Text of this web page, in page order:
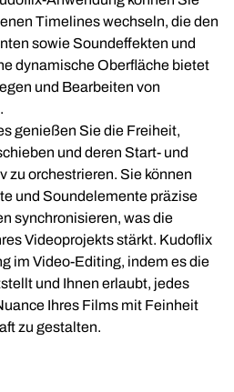
Timelines wechseln, die den
sowie Soundeffekten und
dynamische Oberfläche bietet
und Bearbeiten von
genießen Sie die Freiheit,
und deren Start- und
zu orchestrieren. Sie können
und Soundelemente präzise
synchronisieren, was die
Videoprojekts stärkt. Kudoflix
im Video-Editing, indem es die
und Ihnen erlaubt, jedes
Ihres Films mit Feinheit
zu gestalten.